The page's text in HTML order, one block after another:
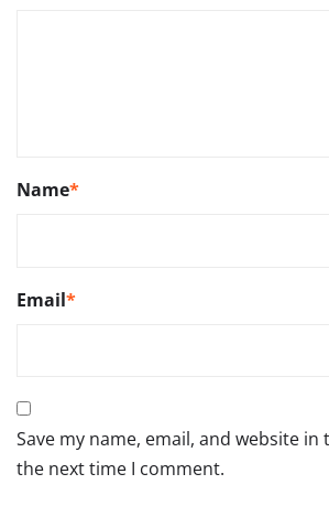
Name*
Email*
Save my name, email, and website
the next time I comment.